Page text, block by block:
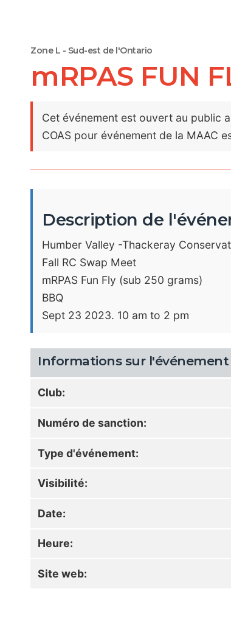
Zone L - Sud-est de l'Ontario
mRPAS FUN
Cet événement est ouvert au public
COAS pour événement de la MAAC
Description de
Humber Valley -Thackeray
Fall RC Swap Meet
mRPAS Fun Fly (sub 250 grams)
BBQ
Sept 23 2023. 10 am to 2 pm
Informations sur l'événement
Club:
Numéro de sanction:
Type d'événement:
Visibilité:
Date:
Heure:
Site web: